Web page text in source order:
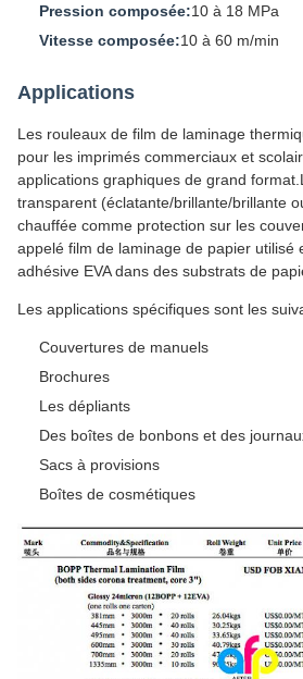
Pression composée:10 à 18 MPa
Vitesse composée:10 à 60 m/min
Applications
Les rouleaux de film de laminage
pour les imprimés commerciaux et
applications graphiques de grand
transparent (éclatante/brillante/brillante
chauffée comme protection sur les
appelé film de laminage de papier utilisé
adhésive EVA dans des substrats de
Les applications spécifiques sont les
Couvertures de manuels
Brochures
Les dépliants
Des boîtes de bonbons et des
Sacs à provisions
Boîtes de cosmétiques